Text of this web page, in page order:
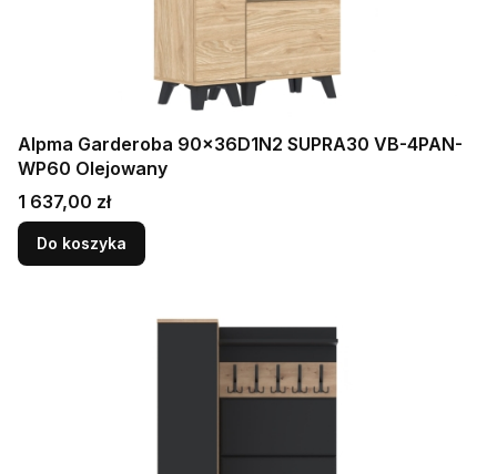
Alpma Garderoba 90x36D1N2 SUPRA30 VB-4PAN-
WP60 Olejowany
Cena
1 637,00 zł
Do koszyka